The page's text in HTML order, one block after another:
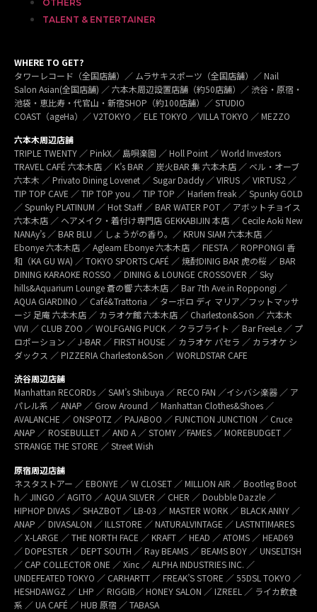
OTHERS
TALENT & ENTERTAINER
WHERE TO GET?
タワーレコード（全国店舗）／ ムラサキスポーツ（全国店舗）／ Nail
Salon Asian(全国店舗) ／ 六本木周辺設置店舗（約50店舗）／ 渋谷・原宿・
池袋・恵比寿・代官山・新宿SHOP（約100店舗）／ STUDIO
COAST（ageHa）／ V2TOKYO ／ ELE TOKYO ／VILLA TOKYO ／ MEZZO
六本木周辺店舗
TRIPLE TWENTY ／ PinkX／ 島唄楽園 ／ Holl Point ／ World Investors
TRAVEL CAFÉ 六本木店 ／ K’s BAR ／ 炭火BAR 集 六本木店 ／ ベル・オーブ
六本木 ／ Privato Dining Lovenet ／ Sugar Daddy ／ VIRUS ／ VIRTUS2 ／
TIP TOP CAVE ／ TIP TOP you ／ TIP TOP ／ Harlem freak ／ Spunky GOLD
／ Spunky PLATINUM ／ Hot Staff ／ BAR WATER POT ／ アボットチョイス
六本木店 ／ ヘアメイク・着付け専門店 GEKKABIJIN 本店 ／ Cecile Aoki New
NANAy’s ／ BAR BLU ／ しょうがの香り。／ KRUN SIAM 六本木店 ／
Ebonye 六本木店 ／ Agleam Ebonye 六本木店 ／ FIESTA ／ ROPPONGI 香
和（KA GU WA) ／ TOKYO SPORTS CAFÉ ／ 焼酎DINIG BAR 虎の桜 ／ BAR
DINING KARAOKE ROSSO ／ DINING & LOUNGE CROSSOVER ／ Sky
hills&Aquarium Lounge 蒼の響 六本木店 ／ Bar 7th Ave.in Roppongi ／
AQUA GIARDINO ／ Café&Trattoria ／ ターボロ ディ マリア／フットマッサ
ージ 足庵 六本木店 ／ カラオケ館 六本木店 ／ Charleston&Son ／ 六本木
VIVI ／ CLUB ZOO ／ WOLFGANG PUCK ／ クラブライト ／ Bar FreeLe ／ プ
ロポーション ／ J-BAR ／ FIRST HOUSE ／ カラオケ パセラ ／ カラオケ シ
ダックス ／ PIZZERIA Charleston&Son ／ WORLDSTAR CAFE
渋谷周辺店舗
Manhattan RECORDs ／ SAM’s Shibuya ／ RECO FAN ／イシバシ楽器 ／ ア
パレル系 ／ ANAP ／ Grow Around ／ Manhattan Clothes&Shoes ／
AVALANCHE ／ ONSPOTZ ／ PAJABOO ／ FUNCTION JUNCTION ／ Cruce
ANAP ／ ROSEBULLET ／ AND A ／ STOMY ／FAMES ／ MOREBUDGET ／
STRANGE THE STORE ／ Street Wish
原宿周辺店舗
ネスタストアー ／ EBONYE ／ W CLOSET ／ MILLION AIR ／ Bootleg Boot
h／ JINGO ／ AGITO ／ AQUA SILVER ／ CHER ／ Doubble Dazzle ／
HIPHOP DIVAS ／ SHAZBOT ／ LB-03 ／ MASTER WORK ／ BLACK ANNY ／
ANAP ／ DIVASALON ／ ILLSTORE ／ NATURALVINTAGE ／ LASTNTIMARES
／ X-LARGE ／ THE NORTH FACE ／ KRAFT ／ HEAD ／ ATOMS ／ HEAD69
／ DOPESTER ／ DEPT SOUTH ／ Ray BEAMS ／ BEAMS BOY ／ UNSELTISH
／ CAP COLLECTOR ONE ／ Xinc ／ ALPHA INDUSTRIES INC. ／
UNDEFEATED TOKYO ／ CARHARTT ／ FREAK’S STORE ／ 55DSL TOKYO ／
HESHDAWGZ ／ LHP ／ RIGGIB／ HONEY SALON ／ IZREEL ／ ライカ飲食
系 ／ UA CAFÉ ／ HUB 原宿 ／ TABASA